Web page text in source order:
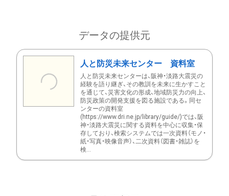
データの提供元
人と防災未来センター 資料室
人と防災未来センターは、阪神・淡路大震災の
経験を語り継ぎ、その教訓を未来に生かすこと
を通じて、災害文化の形成、地域防災力の向上、
防災政策の開発支援を図る施設である。同セ
ンターの資料室
(https://www.dri.ne.jp/library/guide/)では、阪
神・淡路大震災に関する資料を中心に収集・保
存しており、検索システムでは一次資料（モノ・
紙・写真・映像音声）、二次資料（図書・雑誌）を
検...